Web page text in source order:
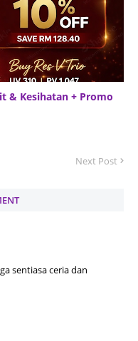
& Kesihatan + Promo
Next Post
sentiasa ceria dan